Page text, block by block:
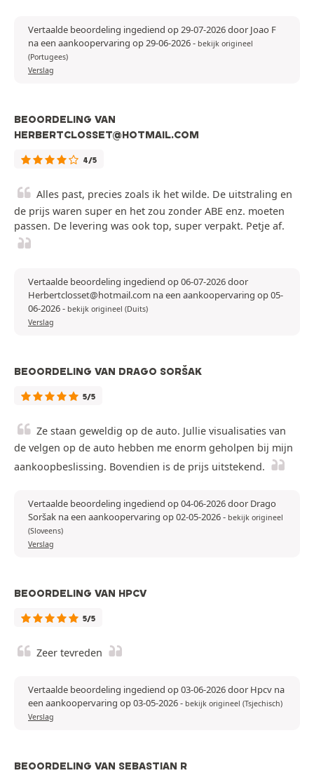
Vertaalde beoordeling ingediend op 29-07-2026 door Joao F
na een aankoopervaring op 29-06-2026- bekijk origineel
(Portugees)
Verslag
BEOORDELING VAN
HERBERTCLOSSET@HOTMAIL.COM
4/5
Alles past, precies zoals ik het wilde. De uitstraling en
de prijs waren super en het zou zonder ABE enz. moeten
passen. De levering was ook top, super verpakt. Petje af.
Vertaalde beoordeling ingediend op 06-07-2026 door
Herbertclosset@hotmail.com na een aankoopervaring op 05-
06-2026- bekijk origineel (Duits)
Verslag
BEOORDELING VAN DRAGO SORŠAK
5/5
Ze staan geweldig op de auto. Jullie visualisaties van
de velgen op de auto hebben me enorm geholpen bij mijn
aankoopbeslissing. Bovendien is de prijs uitstekend.
Vertaalde beoordeling ingediend op 04-06-2026 door Drago
Soršak na een aankoopervaring op 02-05-2026- bekijk origineel
(Sloveens)
Verslag
BEOORDELING VAN HPCV
5/5
Zeer tevreden
Vertaalde beoordeling ingediend op 03-06-2026 door Hpcv na
een aankoopervaring op 03-05-2026- bekijk origineel (Tsjechisch)
Verslag
BEOORDELING VAN SEBASTIAN R